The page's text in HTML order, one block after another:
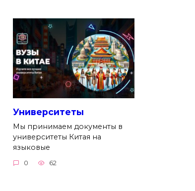
Университеты
Мы принимаем документы в
университеты Китая на
языковые
0 62